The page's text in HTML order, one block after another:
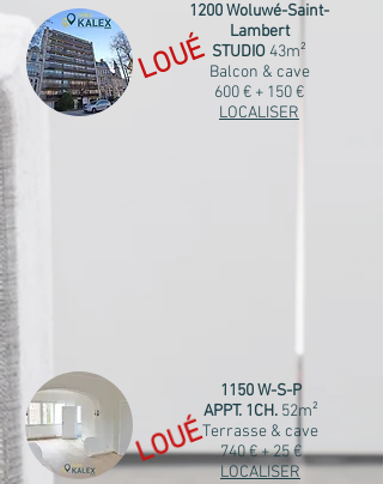
1200 Woluwé-Saint-
Lambert
STUDIO43m²
Balcon & cave
600 € + 150 €
LOCALISER
LOUÉ
LOUÉ
1150 W-S-P
APPT. 1CH.52m²
Terrasse & cave
740 € + 25 €
LOCALISER